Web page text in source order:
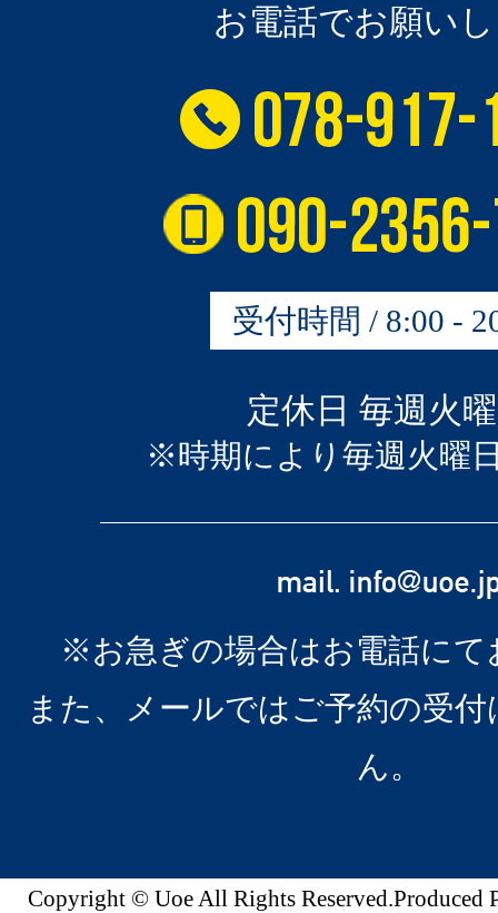
お電話でお願い
受付時間 / 8:00 -
定休日 毎週火
※時期により毎週火曜
※お急ぎの場合はお電話にて
また、メールではご予約の受
ん。
Copyright © Uoe All Rights Reserved.Produced